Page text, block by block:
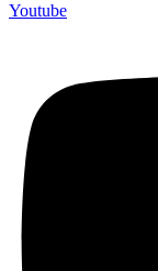
Youtube